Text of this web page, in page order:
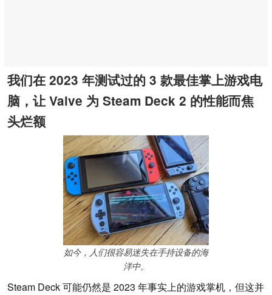
我们在 2023 年测试过的 3 款最佳掌上游戏电
脑，让 Valve 为 Steam Deck 2 的性能而焦
头烂额
如今，人们很容易迷失在手持设备的海
洋中。
Steam Deck 可能仍然是 2023 年事实上的游戏掌机，但这并